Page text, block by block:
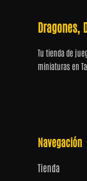
Dragones,
Tu tienda de
miniaturas en
Navegación
Tienda